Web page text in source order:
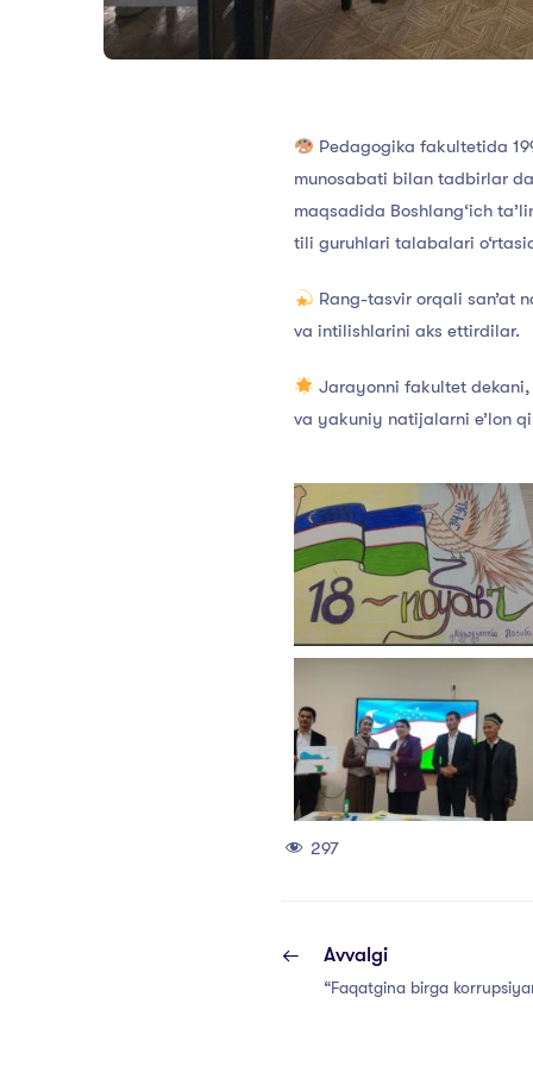
Pedagogika fakultetida
munosabati bilan tadbirlar
maqsadida Boshlang‘ich
tili guruhlari talabalari
Rang-tasvir orqali san’at
va intilishlarini aks ettirdilar.
Jarayonni fakultet dekani,
va yakuniy natijalarni e’lon
297
Avvalgi
“Faqatgina birga